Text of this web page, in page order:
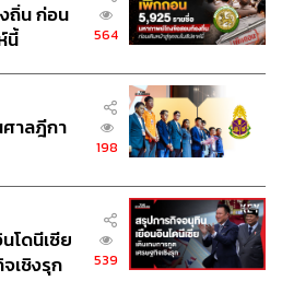
เป็นเพียงการจับมือกันธรรมดา แต่
งแกร่งและครอบคลุม เพื่อมอบ
วที่สมบูรณ์แบบและตอบโจทย์
ที่ยวได้อย่างครบวงจร
งดูดนักท่องเที่ยวด้วย
จ
ถิ่น ก่อน
นี้
564
าลฎีกา
198
โดนีเซีย
เชิงรุก
539